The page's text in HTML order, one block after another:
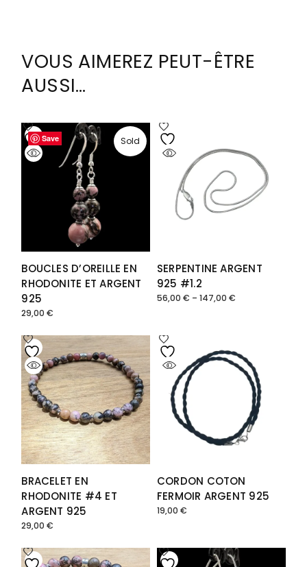
VOUS AIMEREZ PEUT-ÊTRE
AUSSI…
Save Sold
BOUCLES D’OREILLE EN
RHODONITE ET ARGENT
925
29,00€
Save
SERPENTINE ARGENT
925 #1.2
56,00 € – 147,00 €
Plage
à
147,00 €
Save
BRACELET EN
RHODONITE #4 ET
ARGENT 925
29,00€
Save
CORDON COTON
FERMOIR ARGENT 925
19,00 €
Save
Save